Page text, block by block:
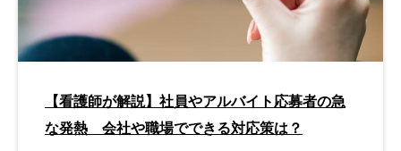
【看護師が解説】社員やアルバイト応募者の急
な発熱 会社や職場でできる対応策は？